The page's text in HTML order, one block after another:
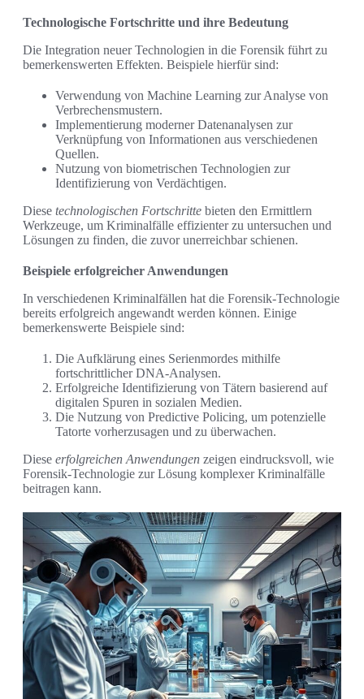
Technologische Fortschritte und ihre Bedeutung
Die Integration neuer Technologien in die Forensik führt zu
bemerkenswerten Effekten. Beispiele hierfür sind:
Verwendung von Machine Learning zur Analyse von
Verbrechensmustern.
Implementierung moderner Datenanalysen zur
Verknüpfung von Informationen aus verschiedenen
Quellen.
Nutzung von biometrischen Technologien zur
Identifizierung von Verdächtigen.
Diese technologischen Fortschritte bieten den Ermittlern
Werkzeuge, um Kriminalfälle effizienter zu untersuchen und
Lösungen zu finden, die zuvor unerreichbar schienen.
Beispiele erfolgreicher Anwendungen
In verschiedenen Kriminalfällen hat die Forensik-Technologie
bereits erfolgreich angewandt werden können. Einige
bemerkenswerte Beispiele sind:
Die Aufklärung eines Serienmordes mithilfe
fortschrittlicher DNA-Analysen.
Erfolgreiche Identifizierung von Tätern basierend auf
digitalen Spuren in sozialen Medien.
Die Nutzung von Predictive Policing, um potenzielle
Tatorte vorherzusagen und zu überwachen.
Diese erfolgreichen Anwendungen zeigen eindrucksvoll, wie
Forensik-Technologie zur Lösung komplexer Kriminalfälle
beitragen kann.